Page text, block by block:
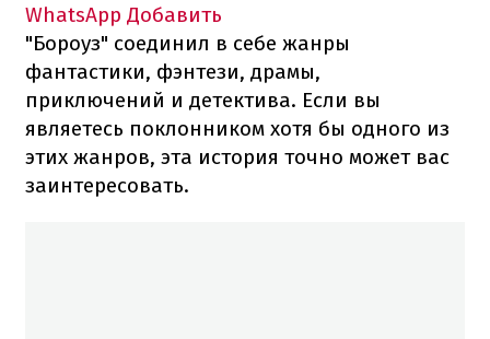
WhatsApp Добавить
"Бороуз" соединил в себе жанры
фантастики, фэнтези, драмы,
приключений и детектива. Если вы
являетесь поклонником хотя бы одного из
этих жанров, эта история точно может вас
заинтересовать.